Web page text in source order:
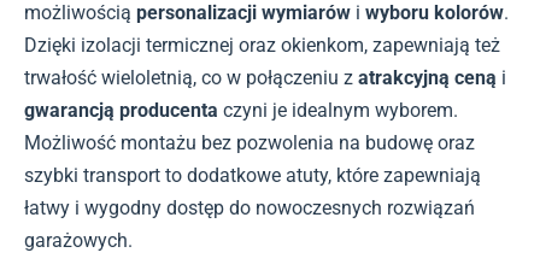
możliwością personalizacji wymiarów i wyboru kolorów.
Dzięki izolacji termicznej oraz okienkom, zapewniają też
trwałość wieloletnią, co w połączeniu z atrakcyjną ceną i
gwarancją producenta czyni je idealnym wyborem.
Możliwość montażu bez pozwolenia na budowę oraz
szybki transport to dodatkowe atuty, które zapewniają
łatwy i wygodny dostęp do nowoczesnych rozwiązań
garażowych.